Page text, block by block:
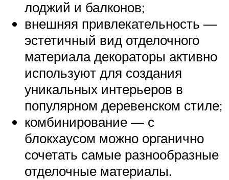
лоджий и балконов;
внешняя привлекательность —
эстетичный вид отделочного
материала декораторы активно
используют для создания
уникальных интерьеров в
популярном деревенском стиле;
комбинирование — с
блокхаусом можно органично
сочетать самые разнообразные
отделочные материалы.